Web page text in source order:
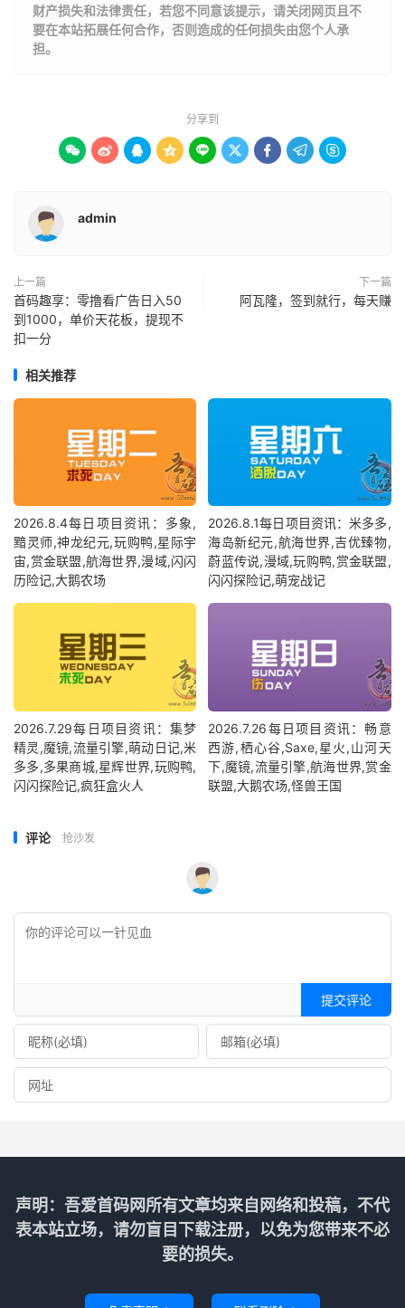
财产损失和法律责任，若您不同意该提示，请关闭网页且不
要在本站拓展任何合作，否则造成的任何损失由您个人承
担。
分享到
        
admin
上一篇
首码趣享：零撸看广告日入50
到1000，单价天花板，提现不
扣一分
下一篇
阿瓦隆，签到就行，每天赚
相关推荐
2026.8.4每日项目资讯：多象,
黯灵师,神龙纪元,玩购鸭,星际宇
宙,赏金联盟,航海世界,漫域,闪闪
历险记,大鹅农场
2026.8.1每日项目资讯：米多多,
海岛新纪元,航海世界,吉优臻物,
蔚蓝传说,漫域,玩购鸭,赏金联盟,
闪闪探险记,萌宠战记
2026.7.29每日项目资讯：集梦
精灵,魔镜,流量引擎,萌动日记,米
多多,多果商城,星辉世界,玩购鸭,
闪闪探险记,疯狂盒火人
2026.7.26每日项目资讯：畅意
西游,栖心谷,Saxe,星火,山河天
下,魔镜,流量引擎,航海世界,赏金
联盟,大鹅农场,怪兽王国
评论 抢沙发
提交评论
声明：吾爱首码网所有文章均来自网络和投稿，不代
表本站立场，请勿盲目下载注册，以免为您带来不必
要的损失。